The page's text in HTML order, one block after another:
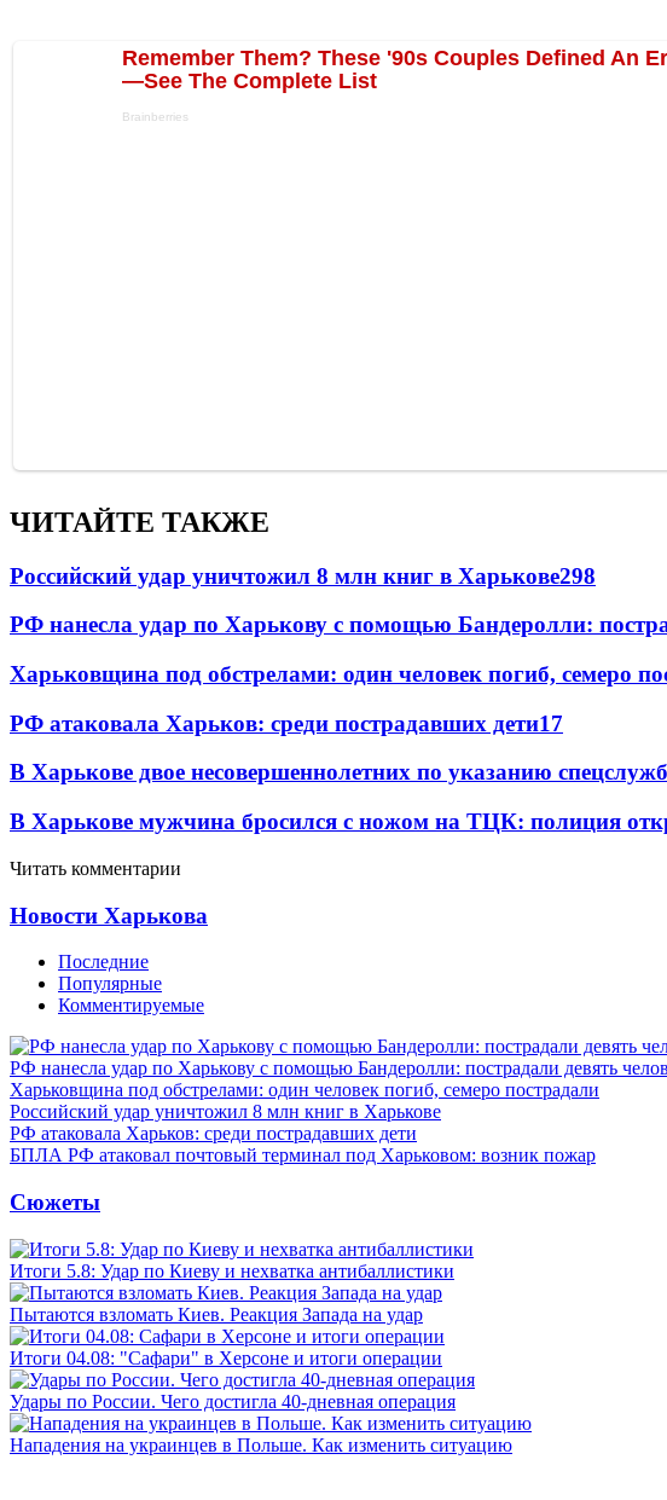
ЧИТАЙТЕ ТАКЖЕ
Российский удар уничтожил 8 млн книг в Харькове298
РФ нанесла удар по Харькову с помощью Бандеролли:
Харьковщина под обстрелами: один человек погиб, семеро
РФ атаковала Харьков: среди пострадавших дети17
В Харькове двое несовершеннолетних по указанию
В Харькове мужчина бросился с ножом на ТЦК: полиция
Читать комментарии
Новости Харькова
Последние
Популярные
Комментируемые
РФ нанесла удар по Харькову с помощью Бандеролли: пострадали девять
Харьковщина под обстрелами: один человек погиб, семеро пострадали
Российский удар уничтожил 8 млн книг в Харькове
РФ атаковала Харьков: среди пострадавших дети
БПЛА РФ атаковал почтовый терминал под Харьковом: возник пожар
Сюжеты
Итоги 5.8: Удар по Киеву и нехватка антибаллистики
Пытаются взломать Киев. Реакция Запада на удар
Итоги 04.08: "Сафари" в Херсоне и итоги операции
Удары по России. Чего достигла 40-дневная операция
Нападения на украинцев в Польше. Как изменить ситуацию